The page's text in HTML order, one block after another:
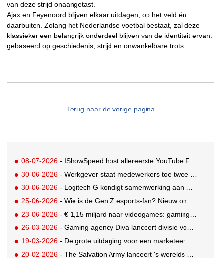
van deze strijd onaangetast.
Ajax en Feyenoord blijven elkaar uitdagen, op het veld én
daarbuiten. Zolang het Nederlandse voetbal bestaat, zal deze
klassieker een belangrijk onderdeel blijven van de identiteit ervan:
gebaseerd op geschiedenis, strijd en onwankelbare trots.
Terug naar de vorige pagina
08-07-2026 - IShowSpeed host allereerste YouTube FIFA Creator Cup
30-06-2026 - Werkgever staat medewerkers toe twee dagen betaald te gamen
30-06-2026 - Logitech G kondigt samenwerking aan met Call of Duty: Modern Warfare 4
25-06-2026 - Wie is de Gen Z esports-fan? Nieuw onderzoek brengt doelgroep in beeld
23-06-2026 - € 1,15 miljard naar videogames: gaming blijft entertainmentreus
26-03-2026 - Gaming agency Diva lanceert divisie voor creator en community-engagement
19-03-2026 - De grote uitdaging voor een marketeer als adverteren niet mogelijk is
20-02-2026 - The Salvation Army lanceert 's werelds eerste digitale kringloopwinkel op Roblox